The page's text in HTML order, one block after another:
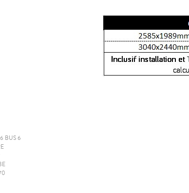
BUS 6